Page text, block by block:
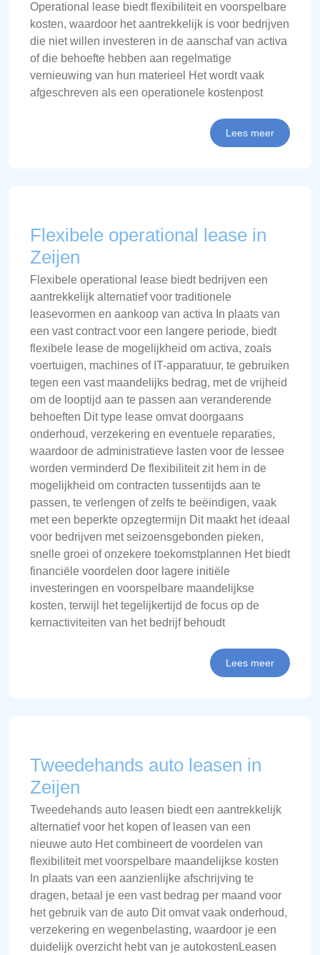
Operational lease biedt flexibiliteit en voorspelbare
kosten, waardoor het aantrekkelijk is voor bedrijven
die niet willen investeren in de aanschaf van activa
of die behoefte hebben aan regelmatige
vernieuwing van hun materieel Het wordt vaak
afgeschreven als een operationele kostenpost
Lees meer
Flexibele operational lease in
Zeijen
Flexibele operational lease biedt bedrijven een
aantrekkelijk alternatief voor traditionele
leasevormen en aankoop van activa In plaats van
een vast contract voor een langere periode, biedt
flexibele lease de mogelijkheid om activa, zoals
voertuigen, machines of IT-apparatuur, te gebruiken
tegen een vast maandelijks bedrag, met de vrijheid
om de looptijd aan te passen aan veranderende
behoeften Dit type lease omvat doorgaans
onderhoud, verzekering en eventuele reparaties,
waardoor de administratieve lasten voor de lessee
worden verminderd De flexibiliteit zit hem in de
mogelijkheid om contracten tussentijds aan te
passen, te verlengen of zelfs te beëindigen, vaak
met een beperkte opzegtermijn Dit maakt het ideaal
voor bedrijven met seizoensgebonden pieken,
snelle groei of onzekere toekomstplannen Het biedt
financiële voordelen door lagere initiële
investeringen en voorspelbare maandelijkse
kosten, terwijl het tegelijkertijd de focus op de
kernactiviteiten van het bedrijf behoudt
Lees meer
Tweedehands auto leasen in
Zeijen
Tweedehands auto leasen biedt een aantrekkelijk
alternatief voor het kopen of leasen van een
nieuwe auto Het combineert de voordelen van
flexibiliteit met voorspelbare maandelijkse kosten
In plaats van een aanzienlijke afschrijving te
dragen, betaal je een vast bedrag per maand voor
het gebruik van de auto Dit omvat vaak onderhoud,
verzekering en wegenbelasting, waardoor je een
duidelijk overzicht hebt van je autokostenLeasen